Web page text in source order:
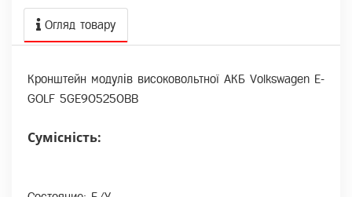
Огляд товару
Кронштейн модулів високовольтної АКБ Volkswagen E-
GOLF 5GE905250BB
Сумісність: